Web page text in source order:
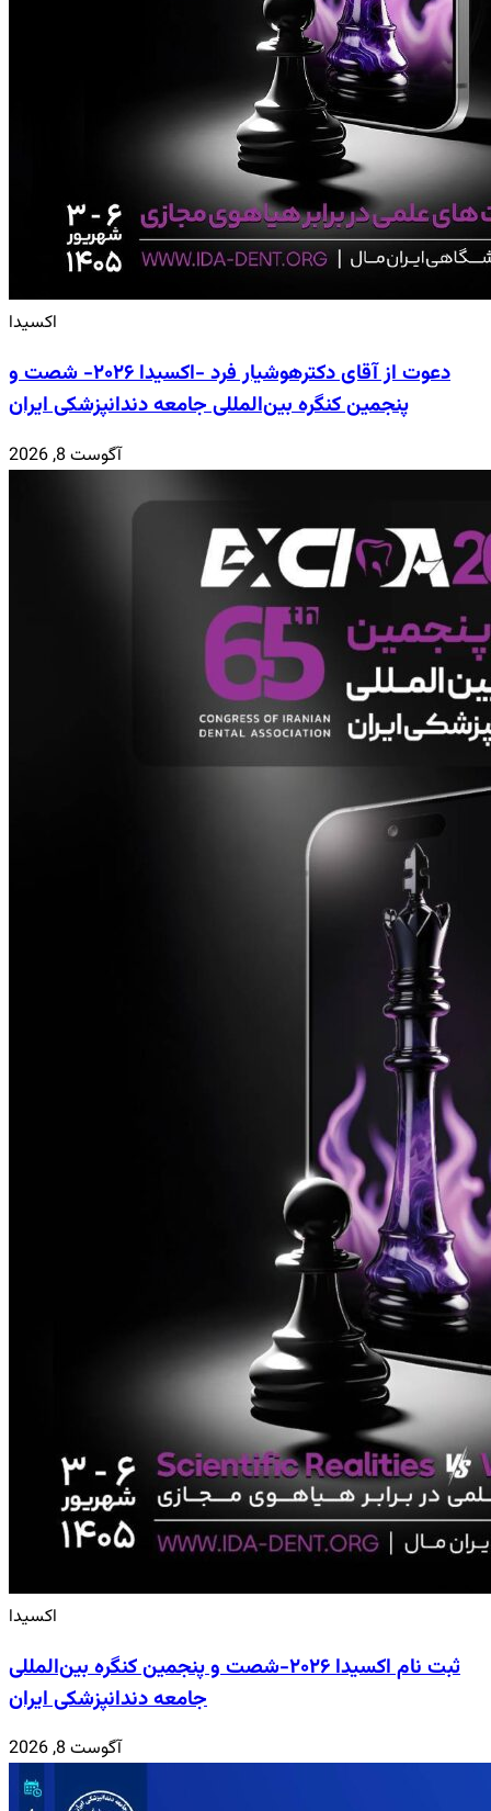
اکسیدا
دعوت از آقای دکترهوشیار فرد -اکسیدا ۲۰۲۶- شصت و
پنجمین کنگره بین‌المللی جامعه دندانپزشکی ایران
آگوست 8, 2026
اکسیدا
ثبت نام اکسیدا ۲۰۲۶-شصت و پنجمین کنگره بین‌المللی
جامعه دندانپزشکی ایران
آگوست 8, 2026